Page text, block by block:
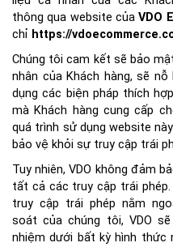
thông qua website của VDO
chỉ https://
Chúng tôi cam kết sẽ bảo
nhân của Khách hàng, sẽ
dụng các biện pháp thích
mà Khách hàng cung cấp
quá trình sử dụng website
bảo vệ khỏi sự truy cập trái
Tuy nhiên, VDO không đảm
tất cả các truy cập trái
truy cập trái phép nằm
soát của chúng tôi, VDO
nhiệm dưới bất kỳ hình thức